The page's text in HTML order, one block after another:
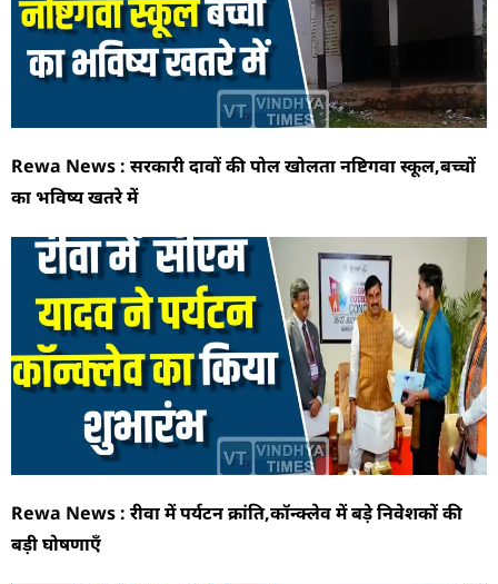
Rewa News : सरकारी दावों की पोल खोलता नष्टिगवा स्कूल,बच्चों
का भविष्य खतरे में
Rewa News : रीवा में पर्यटन क्रांति,कॉन्क्लेव में बड़े निवेशकों की
बड़ी घोषणाएँ